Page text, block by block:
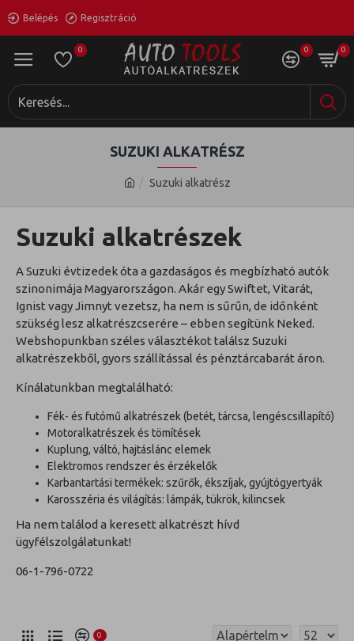
Belépés Regisztráció
0 0 0
Suzuki alkatrész
SUZUKI ALKATRÉSZ
Suzuki alkatrészek
A Suzuki évtizedek óta a gazdaságos és megbízható autók
szinonimája Magyarországon. Akár egy Swiftet, Vitarát,
Ignist vagy Jimnyt vezetsz, ha nem is sűrűn, de időnként
szükség lesz alkatrészcserére – ebben segítünk Neked.
Webshopunkban széles választékot találsz Suzuki
alkatrészekből, gyors szállítással és pénztárcabarát áron.
Kínálatunkban megtalálható:
Fék- és futómű alkatrészek (betét, tárcsa, lengéscsillapító)
Motoralkatrészek és tömítések
Kuplung, váltó, hajtáslánc elemek
Elektromos rendszer és érzékelők
Karbantartási termékek: szűrők, ékszíjak, gyújtógyertyák
Karosszéria és világítás: lámpák, tükrök, kilincsek
Ha nem találod a keresett alkatrészt hívd
ügyfélszolgálatunkat!
06-1-796-0722
0